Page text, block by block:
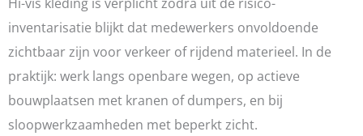
inventarisatie blijkt dat medewerkers onvoldoende
zichtbaar zijn voor verkeer of rijdend materieel. In de
praktijk: werk langs openbare wegen, op actieve
bouwplaatsen met kranen of dumpers, en bij
sloopwerkzaamheden met beperkt zicht.